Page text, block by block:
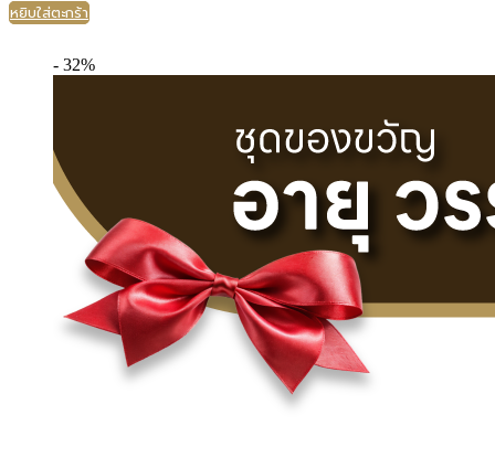
หยิบใส่ตะกร้า
- 32%